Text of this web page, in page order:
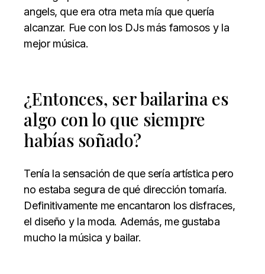
angels, que era otra meta mía que quería
alcanzar. Fue con los DJs más famosos y la
mejor música.
¿Entonces, ser bailarina es
algo con lo que siempre
habías soñado?
Tenía la sensación de que sería artística pero
no estaba segura de qué dirección tomaría.
Definitivamente me encantaron los disfraces,
el diseño y la moda. Además, me gustaba
mucho la música y bailar.